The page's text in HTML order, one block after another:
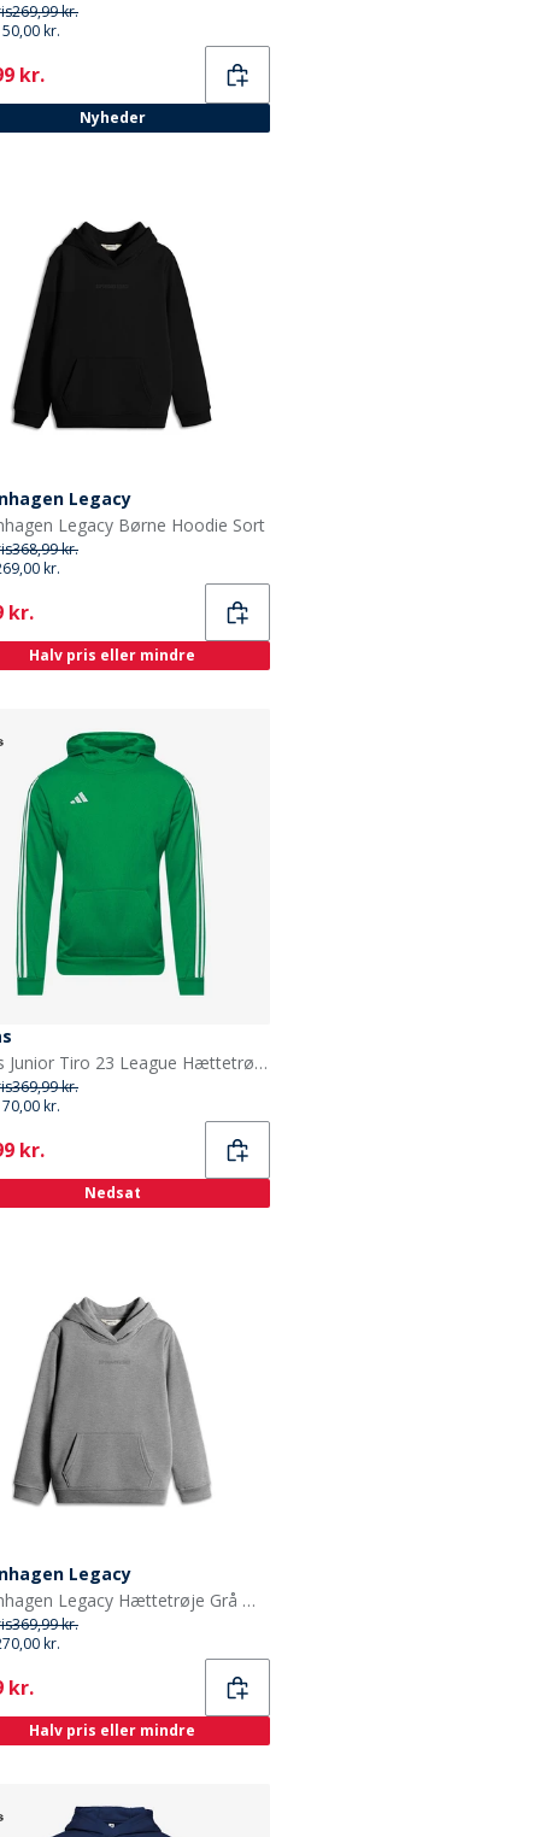
269,99 kr.
kr.
kr.
Nyheder
Legacy
Legacy Børne Hoodie Sort
368,99 kr.
kr.
kr.
Halv pris eller mindre
adidas Junior Tiro 23 League Hættetrøje Team Green
369,99 kr.
kr.
kr.
Nedsat
Legacy
Copenhagen Legacy Hættetrøje Grå Melange til Børn
369,99 kr.
kr.
kr.
Halv pris eller mindre